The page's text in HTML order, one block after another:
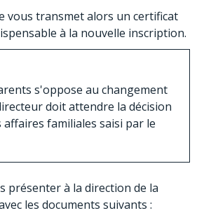
vous transmet alors un certificat
à la nouvelle inscription.
s'oppose au changement
doit attendre la décision
affaires familiales saisi par le
présenter à la direction de la
les documents suivants :